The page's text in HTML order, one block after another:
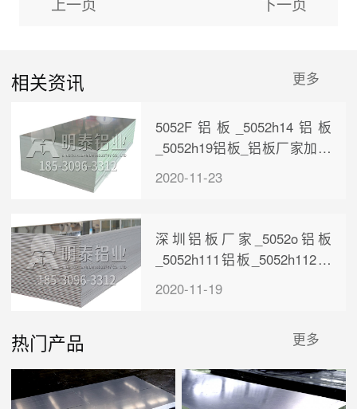
相关资讯 更多
5052F铝板_5052h14铝板
_5052h19铝板_铝板厂家加工
费报价多少
2020-11-23
深圳铝板厂家_5052o铝板
_5052h111铝板_5052h112铝
板_销售价格多少
2020-11-19
热门产品 更多